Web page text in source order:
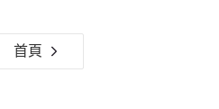
首頁